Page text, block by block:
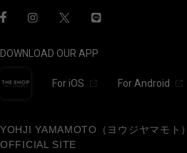
DOWNLOAD OUR APP
For iOS For Android
YOHJI YAMAMOTO（ヨウジヤマモト）
OFFICIAL SITE